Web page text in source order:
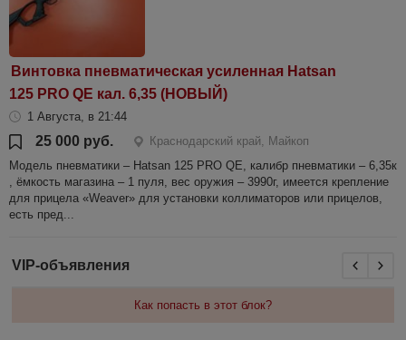
Винтовка пневматическая усиленная Hatsan
125 PRO QE кал. 6,35 (НОВЫЙ)
1 Августа, в 21:44
25 000 руб.
Краснодарский край, Майкоп
Модель пневматики – Hatsan 125 PRO QE, калибр пневматики – 6,35к
, ёмкость магазина – 1 пуля, вес оружия – 3990г, имеется крепление
для прицела «Weaver» для установки коллиматоров или прицелов,
есть пред...
VIP-объявления
Как попасть в этот блок?